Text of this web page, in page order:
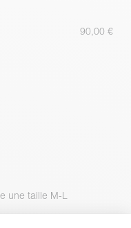
90,00 €
une taille M-L